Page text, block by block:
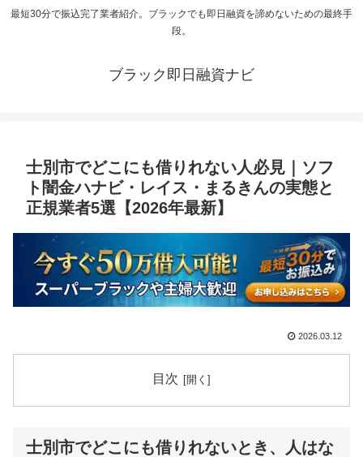
最短30分で振込完了業者紹介。ブラックでも即日融資を諦めないための最終手
段。
ブラック即日融資ナビ
士別市でどこにも借りれない人必見｜ソフ
ト闇金ハナビ・レイス・まるきんの実態と
正規業者5選【2026年最新】
2026.03.12
目次
士別市でどこにも借りれないとき、人はな